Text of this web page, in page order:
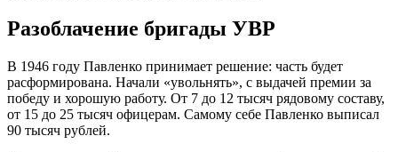
Разоблачение бригады УВР
В 1946 году Павленко принимает решение: часть будет
расформирована. Начали «увольнять», с выдачей премии за
победу и хорошую работу. От 7 до 12 тысяч рядовому составу,
от 15 до 25 тысяч офицерам. Самому себе Павленко выписал
90 тысяч рублей.